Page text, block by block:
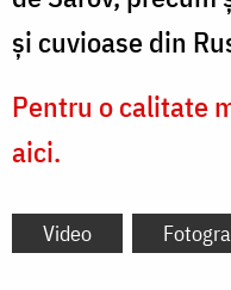
și cuvioase din
Pentru o calitate
aici.
Video